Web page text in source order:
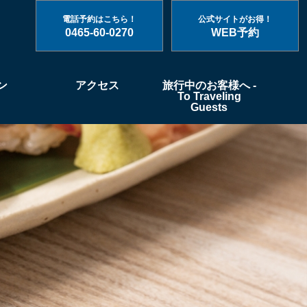
電話予約はこちら！
0465-60-0270
公式サイトがお得！
WEB予約
アクセス
旅行中のお客様へ -
To Traveling
Guests